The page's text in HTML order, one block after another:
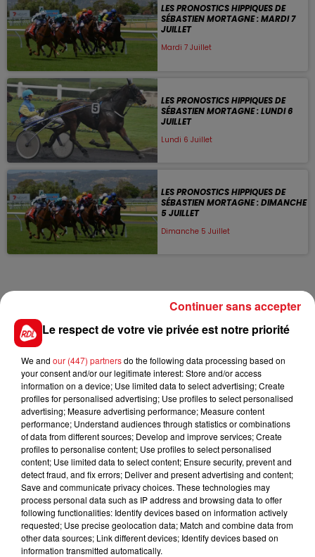
LES PRONOSTICS HIPPIQUES DE
SÉBASTIEN MORTAGNE : MARDI 7
JUILLET
Mardi 7 Juillet
LES PRONOSTICS HIPPIQUES DE
SÉBASTIEN MORTAGNE : LUNDI 6
JUILLET
Lundi 6 Juillet
LES PRONOSTICS HIPPIQUES DE
SÉBASTIEN MORTAGNE : DIMANCHE
5 JUILLET
Dimanche 5 Juillet
L'INFO DE LA RÉGION
Béthune: Enquête pour homicide
volontaire en cours, après la...
Le respect de votre vie privée est notre priorité
We and our (447) partnersdo the following data processing based on
your consent and/or our legitimate interest: Store and/or access
information on a device; Use limited data to select advertising; Create
profiles for personalised advertising; Use profiles to select personalised
advertising; Measure advertising performance; Measure content
performance; Understand audiences through statistics or combinations
of data from different sources; Develop and improve services; Create
profiles to personalise content; Use profiles to select personalised
content; Use limited data to select content; Ensure security, prevent and
detect fraud, and fix errors; Deliver and present advertising and content;
Save and communicate privacy choices. These technologies may
process personal data such as IP address and browsing data to offer
following functionalities: Identify devices based on information actively
requested; Use precise geolocation data; Match and combine data from
other data sources; Link different devices; Identify devices based on
information transmitted automatically.
Continuer sans accepter